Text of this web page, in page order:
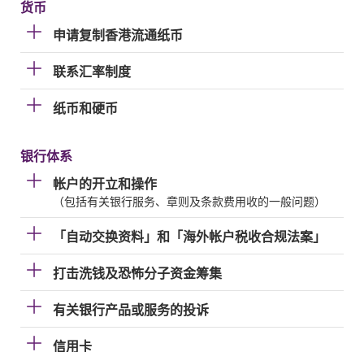
货币
申请复制香港流通纸币
联系汇率制度
纸币和硬币
银行体系
帐户的开立和操作
（包括有关银行服务、章则及条款费用收的一般问题）
「自动交换资料」和「海外帐户税收合规法案」
打击洗钱及恐怖分子资金筹集
有关银行产品或服务的投诉
信用卡